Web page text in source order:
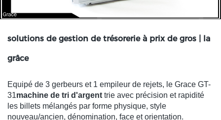
solutions de gestion de trésorerie à prix de gros | la
grâce
Equipé de 3 gerbeurs et 1 empileur de rejets, le Grace GT-
31machine de tri d'argent trie avec précision et rapidité
les billets mélangés par forme physique, style
nouveau/ancien, dénomination, face et orientation.